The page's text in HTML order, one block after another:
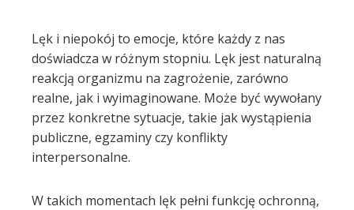
Lęk i niepokój to emocje, które każdy z nas
doświadcza w różnym stopniu. Lęk jest naturalną
reakcją organizmu na zagrożenie, zarówno
realne, jak i wyimaginowane. Może być wywołany
przez konkretne sytuacje, takie jak wystąpienia
publiczne, egzaminy czy konflikty
interpersonalne.
W takich momentach lęk pełni funkcję ochronną,